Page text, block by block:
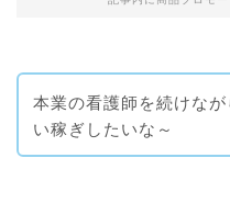
本業の看護師を続けな
い稼ぎしたいな～